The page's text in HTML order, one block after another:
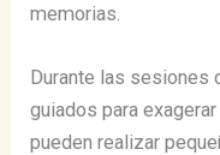
memorias.
Durante las sesiones
guiados para
pueden realizar